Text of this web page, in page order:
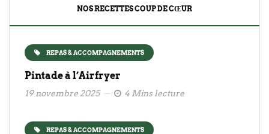
NOS RECETTES COUP DE CŒUR
REPAS & ACCOMPAGNEMENTS
Pintade à l’Airfryer
19 novembre 2025 4 Mins lecture
REPAS & ACCOMPAGNEMENTS